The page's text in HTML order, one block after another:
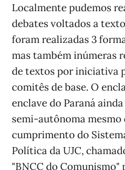
Localmente pudemos
debates voltados a
foram realizadas 3
mas também inúmeras
de textos por iniciativa
comitês de base. O
enclave do Paraná
semi-autônoma
cumprimento do
Política da UJC,
"BNCC do Comunismo"